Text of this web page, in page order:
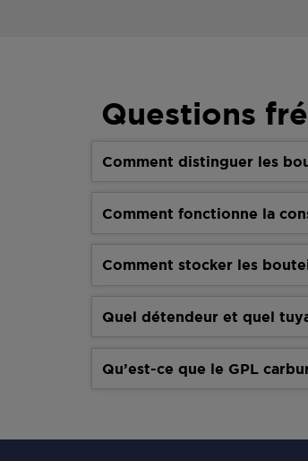
Questions
Comment distinguer les
Comment fonctionne la
Comment stocker les
Quel détendeur et quel
Qu’est-ce que le GPL